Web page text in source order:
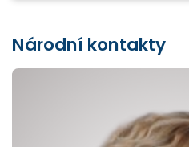
Národní kontakty